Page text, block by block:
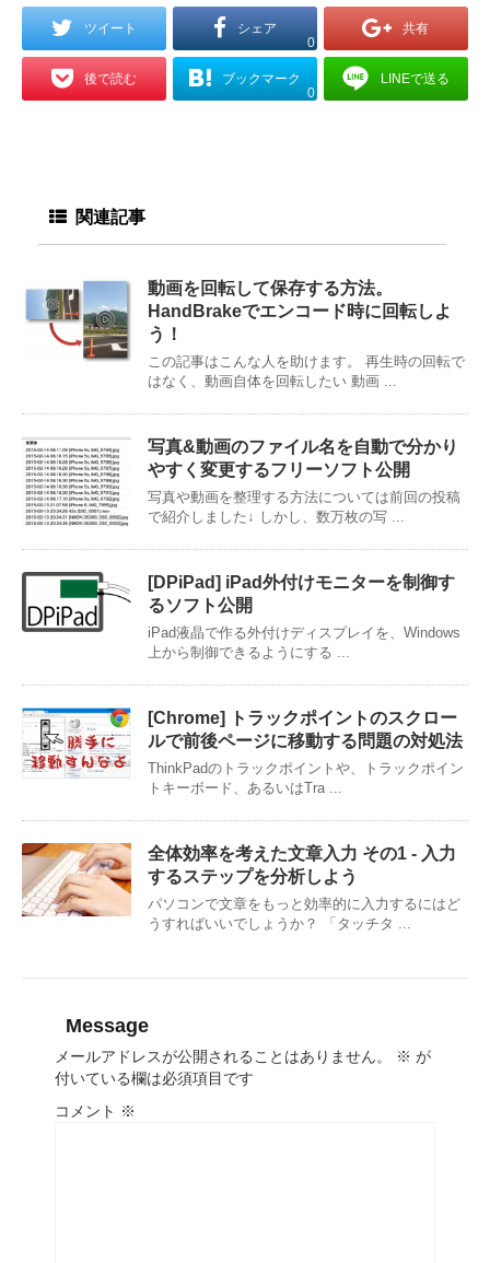
ツイート
シェア
0
共有
後で読む
ブックマーク
0
LINEで送る
関連記事
動画を回転して保存する方法。
HandBrakeでエンコード時に回転しよ
う！
この記事はこんな人を助けます。 再生時の回転で
はなく、動画自体を回転したい 動画 ...
写真&動画のファイル名を自動で分かり
やすく変更するフリーソフト公開
写真や動画を整理する方法については前回の投稿
で紹介しました↓ しかし、数万枚の写 ...
[DPiPad] iPad外付けモニターを制御す
るソフト公開
iPad液晶で作る外付けディスプレイを、Windows
上から制御できるようにする ...
[Chrome] トラックポイントのスクロー
ルで前後ページに移動する問題の対処法
ThinkPadのトラックポイントや、トラックポイン
トキーボード、あるいはTra ...
全体効率を考えた文章入力 その1 - 入力
するステップを分析しよう
パソコンで文章をもっと効率的に入力するにはど
うすればいいでしょうか？ 「タッチタ ...
Message
メールアドレスが公開されることはありません。 ※ が
付いている欄は必須項目です
コメント ※